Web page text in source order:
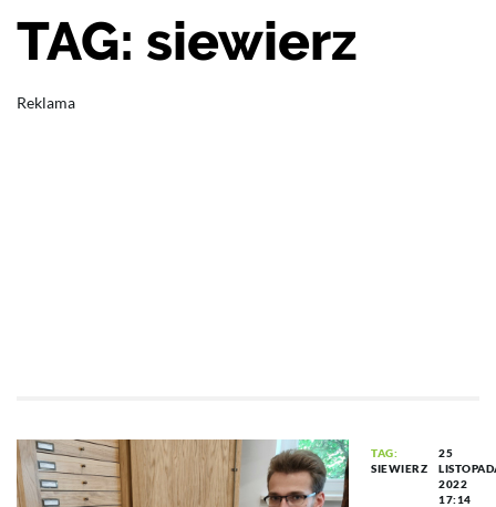
TAG: siewierz
Reklama
TAG:
SIEWIERZ
25
2022
17:14